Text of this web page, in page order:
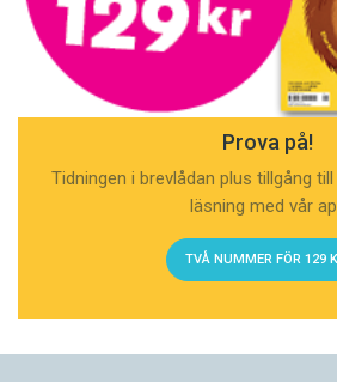
Prova på!
Tidningen i brevlådan plus tillgång
läsning med vår
TVÅ NUMMER FÖR 129